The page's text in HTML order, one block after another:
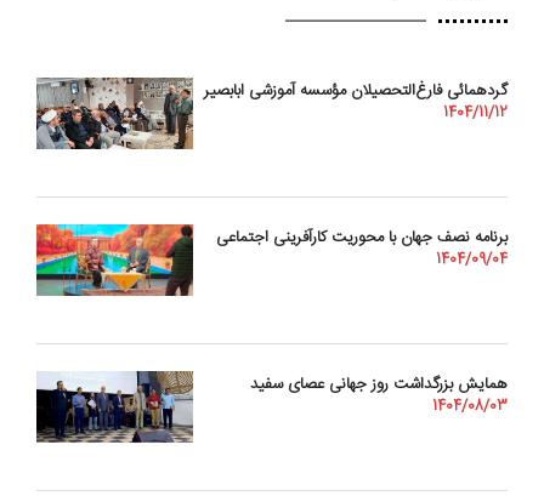
گردهمائی فارغ‌التحصیلان مؤسسه آموزشی ابابصیر
1404/11/12
برنامه نصف جهان با محوریت کارآفرینی اجتماعی
1404/09/04
همایش بزرگداشت روز جهانی عصای سفید
1404/08/03